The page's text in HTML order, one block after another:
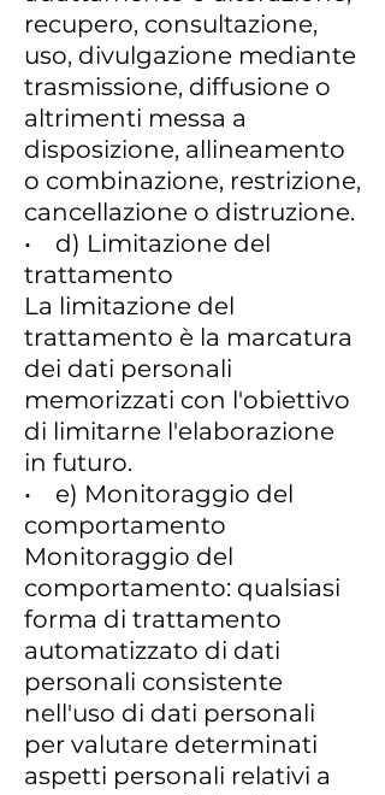
recupero, consultazione,
uso, divulgazione mediante
trasmissione, diffusione o
altrimenti messa a
disposizione, allineamento
o combinazione, restrizione,
cancellazione o distruzione.
• d) Limitazione del
trattamento
La limitazione del
trattamento è la marcatura
dei dati personali
memorizzati con l'obiettivo
di limitarne l'elaborazione
in futuro.
• e) Monitoraggio del
comportamento
Monitoraggio del
comportamento: qualsiasi
forma di trattamento
automatizzato di dati
personali consistente
nell'uso di dati personali
per valutare determinati
aspetti personali relativi a